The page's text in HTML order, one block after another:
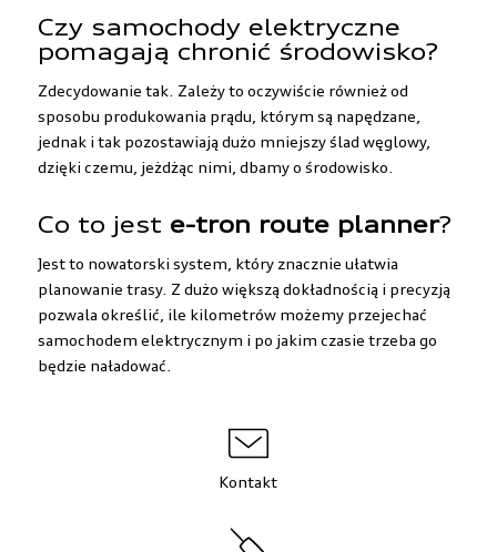
Czy samochody elektryczne
pomagają chronić środowisko?
Zdecydowanie tak. Zależy to oczywiście również od
sposobu produkowania prądu, którym są napędzane,
jednak i tak pozostawiają dużo mniejszy ślad węglowy,
dzięki czemu, jeżdżąc nimi, dbamy o środowisko.
Co to jest e-tron route planner?
Jest to nowatorski system, który znacznie ułatwia
planowanie trasy. Z dużo większą dokładnością i precyzją
pozwala określić, ile kilometrów możemy przejechać
samochodem elektrycznym i po jakim czasie trzeba go
będzie naładować.
Kontakt